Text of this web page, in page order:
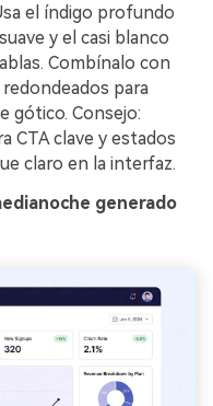
el índigo profundo
y el casi blanco
Combínalo con
para
gótico. Consejo:
CTA clave y estados
claro en la interfaz.
generado